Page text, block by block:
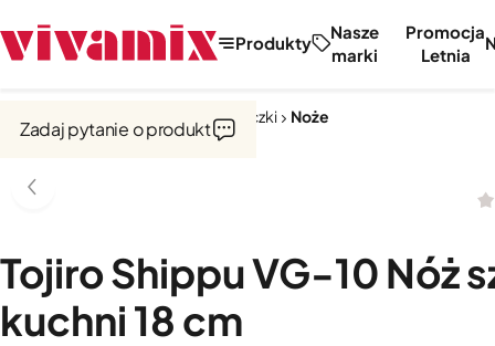
Produkty
Nasze
marki
Promocja
Letnia
Noże, tarki, obieraczki Noże
Tojiro Shippu VG-10 Nóż
kuchni 18 cm
Zadaj pytanie o produkt